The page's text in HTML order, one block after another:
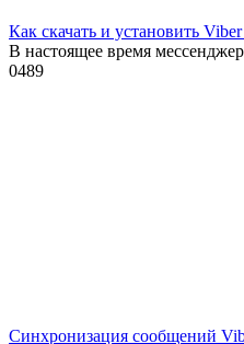
Как скачать и установить
В настоящее время
0489
Синхронизация сообщений